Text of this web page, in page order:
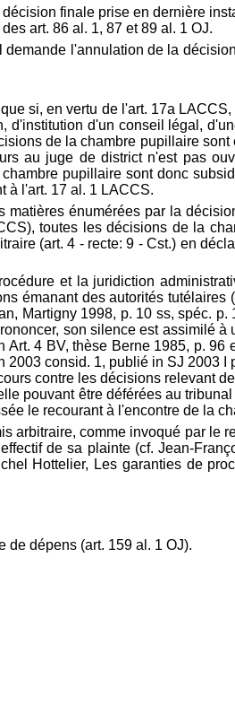
finale prise en dernière
art. 86 al. 1, 87 et 89 al. 1 OJ.
l'annulation de la
si, en vertu de l'art. 17a
d'institution d'un conseil légal,
de la chambre pupillaire
au juge de district n'est pas
pupillaire sont donc
à l'art. 17 al. 1 LACCS.
énumérées par la
toutes les décisions de la
(art. 4 - recte: 9 - Cst.) en
et la juridiction
émanant des autorités tutélaires
Martigny 1998, p. 10 ss, spéc. p.
son silence est assimilé
4 BV, thèse Berne 1985, p. 96
2003 consid. 1, publié in SJ 2003 I
contre les décisions relevant
pouvant être déférées au
le recourant à l'encontre de la
arbitraire, comme invoqué par le
de sa plainte (cf. Jean-
Hottelier, Les garanties de
de dépens (art. 159 al. 1 OJ).